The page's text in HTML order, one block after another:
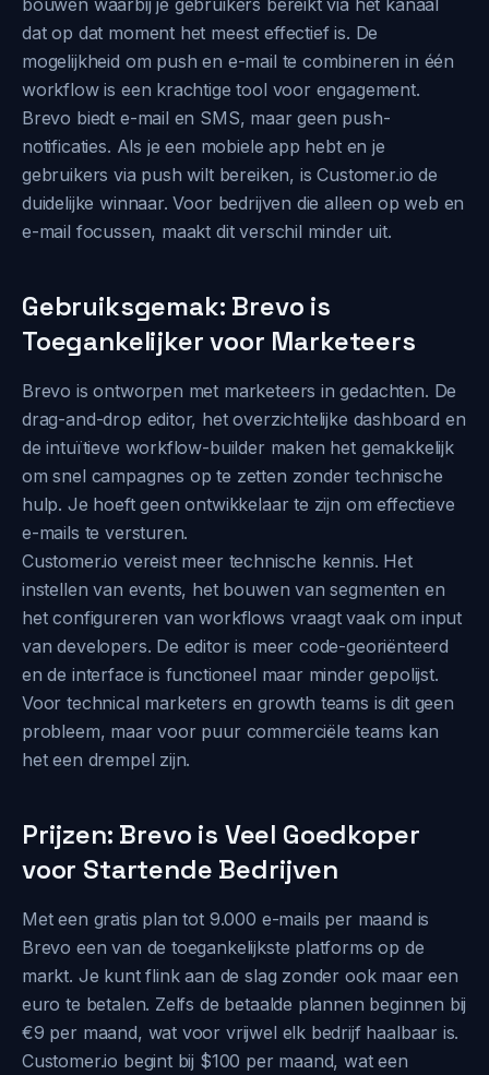
bouwen waarbij je gebruikers bereikt via het kanaal
dat op dat moment het meest effectief is. De
mogelijkheid om push en e-mail te combineren in één
workflow is een krachtige tool voor engagement.
Brevo biedt e-mail en SMS, maar geen push-
notificaties. Als je een mobiele app hebt en je
gebruikers via push wilt bereiken, is Customer.io de
duidelijke winnaar. Voor bedrijven die alleen op web en
e-mail focussen, maakt dit verschil minder uit.
Gebruiksgemak: Brevo is
Toegankelijker voor Marketeers
Brevo is ontworpen met marketeers in gedachten. De
drag-and-drop editor, het overzichtelijke dashboard en
de intuïtieve workflow-builder maken het gemakkelijk
om snel campagnes op te zetten zonder technische
hulp. Je hoeft geen ontwikkelaar te zijn om effectieve
e-mails te versturen.
Customer.io vereist meer technische kennis. Het
instellen van events, het bouwen van segmenten en
het configureren van workflows vraagt vaak om input
van developers. De editor is meer code-georiënteerd
en de interface is functioneel maar minder gepolijst.
Voor technical marketers en growth teams is dit geen
probleem, maar voor puur commerciële teams kan
het een drempel zijn.
Prijzen: Brevo is Veel Goedkoper
voor Startende Bedrijven
Met een gratis plan tot 9.000 e-mails per maand is
Brevo een van de toegankelijkste platforms op de
markt. Je kunt flink aan de slag zonder ook maar een
euro te betalen. Zelfs de betaalde plannen beginnen bij
€9 per maand, wat voor vrijwel elk bedrijf haalbaar is.
Customer.io begint bij $100 per maand, wat een